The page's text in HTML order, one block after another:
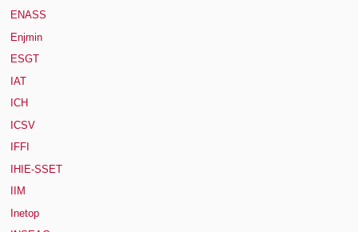
ENASS
Enjmin
ESGT
IAT
ICH
ICSV
IFFI
IHIE-SSET
IIM
Inetop